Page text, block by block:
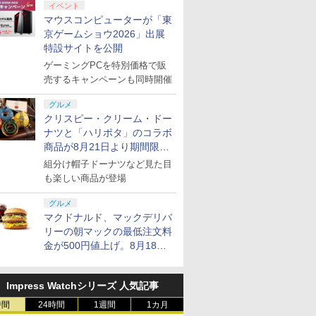
イベント
マウスコンピューターが「東
京ゲームショウ2026」出展
特設サイトを公開
ゲーミングPCを特別価格で販
売するキャンペーンも同時開催
グルメ
クリスピー・クリーム・ドー
ナツと「ハリポタ」のコラボ
商品が8月21日より期間限定
で発売
組分け帽子ドーナツなど見た目
も楽しい商品が登場
グルメ
マクドナルド、マックデリバ
リーの朝マックの最低注文料
金が500円値上げ。8月18日
Impress Watchシリーズ 人気記事
24時間 1週間 1カ月